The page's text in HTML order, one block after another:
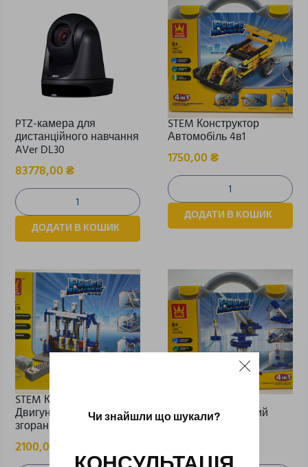
PTZ-камера для
дистанційного навчання
AVer DL30
83778,00₴
ДОДАТИ В КОШИК
STEM Конструктор
Автомобіль 4в1
1750,00₴
ДОДАТИ В КОШИК
STEM Конструктор
Двигун внутрішнього
згорання 4в1
2100,00
Електромеханічний
кран 4в1
Чи знайшли що шукали?